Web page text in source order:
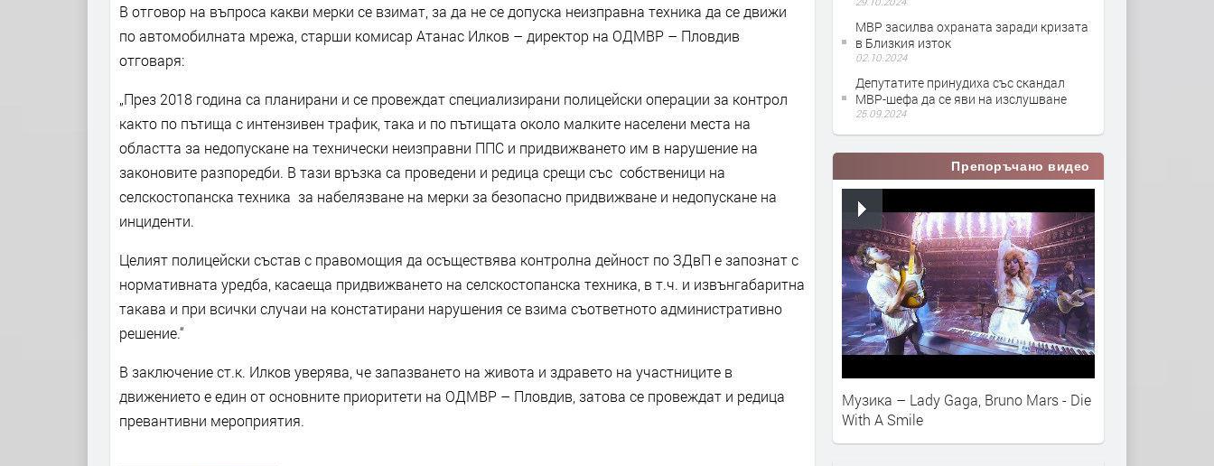
В отговор на въпроса какви мерки се взимат, за да не се допуска неизправна техника да се движи
по автомобилната мрежа, старши комисар Атанас Илков – директор на ОДМВР – Пловдив
отговаря:
„През 2018 година са планирани и се провеждат специализирани полицейски операции за контрол
както по пътища с интензивен трафик, така и по пътищата около малките населени места на
областта за недопускане на технически неизправни ППС и придвижването им в нарушение на
законовите разпоредби. В тази връзка са проведени и редица срещи със собственици на
селскостопанска техника за набелязване на мерки за безопасно придвижване и недопускане на
инциденти.
Целият полицейски състав с правомощия да осъществява контролна дейност по ЗДвП е запознат с
нормативната уредба, касаеща придвижването на селскостопанска техника, в т.ч. и извънгабаритна
такава и при всички случаи на констатирани нарушения се взима съответното административно
решение.“
В заключение ст.к. Илков уверява, че запазването на живота и здравето на участниците в
движението е един от основните приоритети на ОДМВР – Пловдив, затова се провеждат и редица
превантивни мероприятия.
МВР засилва охраната заради кризата
в Близкия изток
02.10.2024
Депутатите принудиха със скандал
МВР-шефа да се яви на изслушване
25.09.2024
Препоръчано видео
Музика – Lady Gaga, Bruno Mars - Die
With A Smile